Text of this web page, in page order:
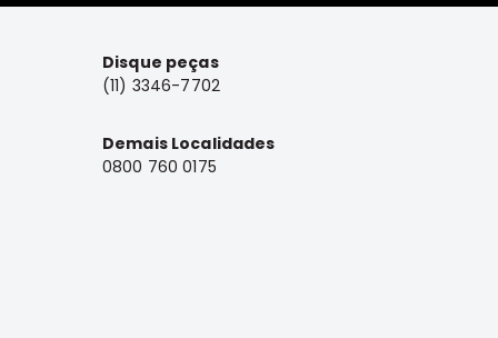
Disque peças
(11) 3346-7702
Demais Localidades
0800 760 0175